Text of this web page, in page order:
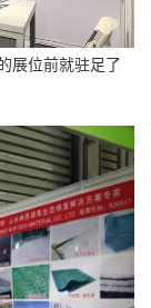
展位前就驻足了